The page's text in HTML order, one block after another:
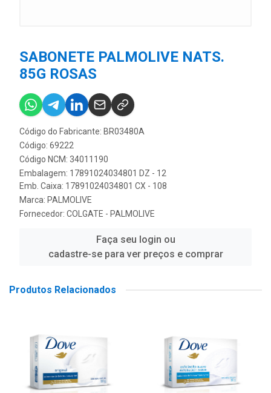
SABONETE PALMOLIVE NATS.
85G ROSAS
Código do Fabricante: BR03480A
Código: 69222
Código NCM: 34011190
Embalagem: 17891024034801 DZ - 12
Emb. Caixa: 17891024034801 CX - 108
Marca: PALMOLIVE
Fornecedor: COLGATE - PALMOLIVE
Faça seu login ou
cadastre-se para ver preços e comprar
Produtos Relacionados